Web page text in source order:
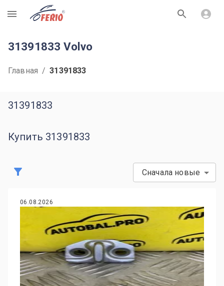
R
31391833 Volvo
Главная / 31391833
31391833
Купить 31391833
Сначала новые
06.08.2026